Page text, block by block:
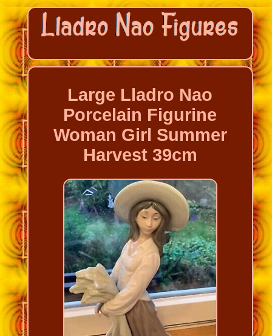
Large Lladro Nao
Porcelain Figurine
Woman Girl Summer
Harvest 39cm